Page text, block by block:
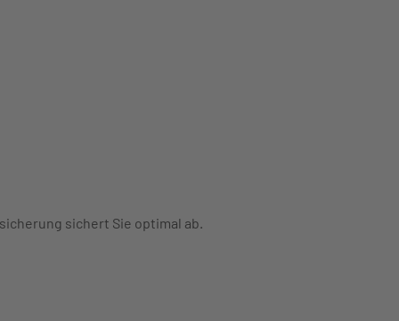
sichert Sie optimal ab.